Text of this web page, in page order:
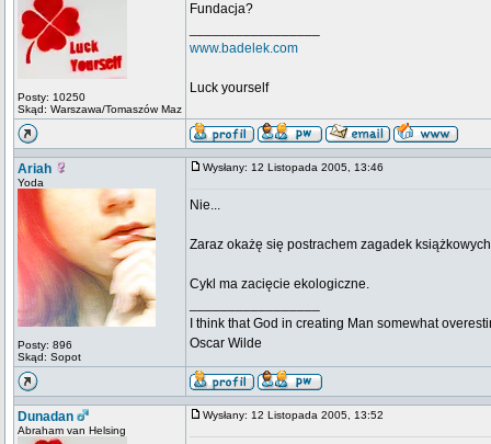
Posty: 10250
Skąd: Warszawa/Tomaszów Maz
Fundacja?
www.badelek.com
Luck yourself
Ariah
Yoda
Posty: 896
Skąd: Sopot
Wysłany: 12 Listopada 2005, 13:46
Nie...
Zaraz okażę się postrachem zagadek
Cykl ma zacięcie ekologiczne.
I think that God in creating Man somewhat
Oscar Wilde
Dunadan
Abraham van Helsing
Wysłany: 12 Listopada 2005, 13:52